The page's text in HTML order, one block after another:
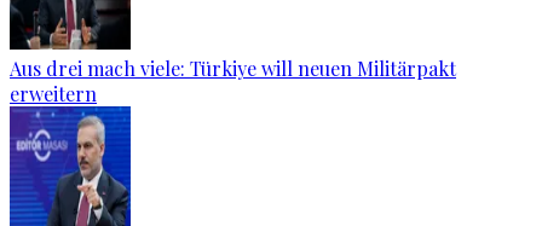
Aus drei mach viele: Türkiye will neuen Militärpakt
erweitern